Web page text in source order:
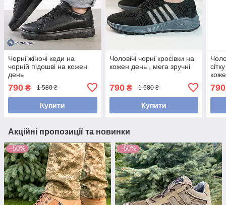
Чорні жіночі кеди на
чорній підошві на кожен
день
790 ₴ 1 580 ₴
Купити
Чоловічі чорні кросівки на
кожен день , мега зручні
790₴ 1 580 ₴
Купити
790
Акційні пропозиції та новинки
–50% –50%